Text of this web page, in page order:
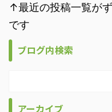
↑最近の投稿一覧が
です
ブログ内検索
アーカイブ